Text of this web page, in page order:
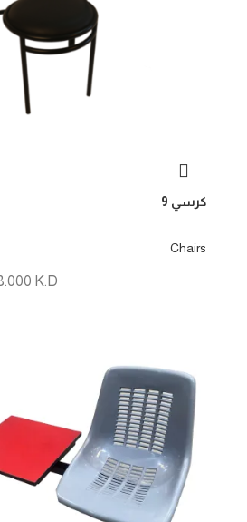
كرسي 9
Chairs
K.D